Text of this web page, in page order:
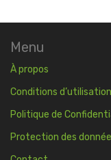
Menu
À propos
Conditions d’utilisation
Politique de
Protection des